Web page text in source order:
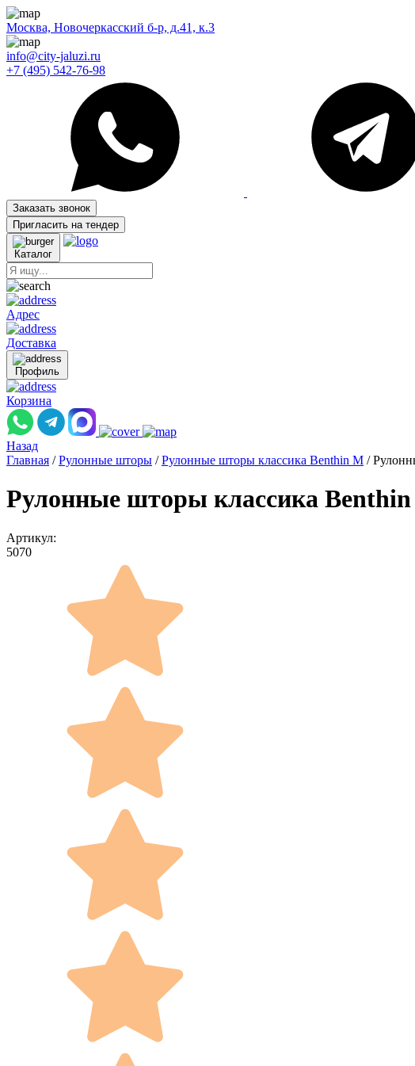
Москва, Новочеркасский б-р, д.41, к.3
info@city-jaluzi.ru
+7 (495) 542-76-98
Заказать звонок
Пригласить на тендер
Каталог
Адрес
Доставка
Профиль
Корзина
Назад
Главная / Рулонные шторы / Рулонные шторы классика Benthin M /
Рулонные шторы классика
Артикул:
5070